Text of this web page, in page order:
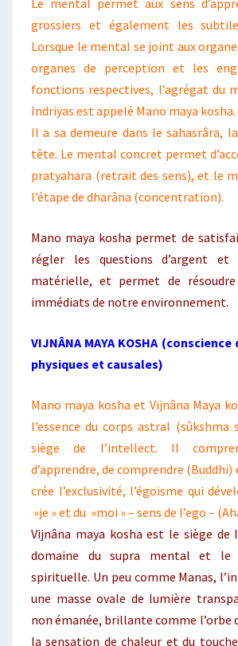
Le mental permet aux sens
grossiers et également les
Lorsque le mental se joint aux
organes de perception et les
fonctions respectives, l’agrégat du
Indriyas est appelé Mano maya kosha.
Il a sa demeure dans le sahasrâra,
tête. Le mental concret permet
pratyahara (retrait des sens), et le
l’étape de dharâna (concentration).
Mano maya kosha permet de
régler les questions d’argent et
matérielle, et permet de
immédiats de notre environnement.
VIJNÂNA MAYA KOSHA(conscience
physiques et causales)
Mano maya kosha et Vijnâna Maya
l’essence du corps astral (sûkshma
siège de l’intellect. Il
d’apprendre, de comprendre
crée l’exclusivité, l’égoïsme qui
»je » et du »moi » – sens de l’ego –
Vijnâna maya kosha est le siège de
domaine du supra mental et le
spirituelle. Un peu comme Manas,
une masse ovale de lumière
non émanée, brillante comme l’orbe
la sensation de chaleur et du